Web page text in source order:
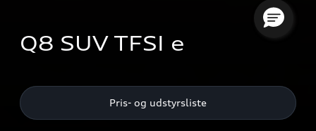
Q8 SUV TFSI e
Pris- og udstyrsliste